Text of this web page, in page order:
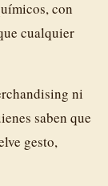
con
cualquier
ni
saben que
gesto,